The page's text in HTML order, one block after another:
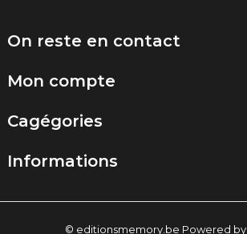
On reste en contact
Mon compte
Cagégories
Informations
© editionsmemory.be Powered by